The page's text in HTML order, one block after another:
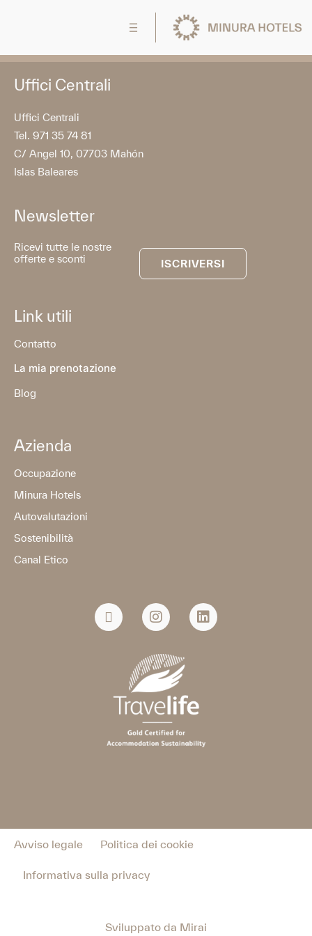
Uffici Centrali
Uffici Centrali
Tel. 971 35 74 81
C/ Angel 10, 07703 Mahón
Islas Baleares
Newsletter
Ricevi tutte le nostre
offerte e sconti
ISCRIVERSI
Link utili
Contatto
La mia prenotazione
Blog
Azienda
Occupazione
Minura Hotels
Autovalutazioni
Sostenibilità
Canal Etico
Avviso legale Politica dei cookie
Informativa sulla privacy
Sviluppato da Mirai